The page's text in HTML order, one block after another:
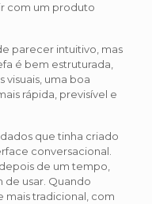
com um produto
parecer intuitivo, mas
é bem estruturada,
uma boa
rápida, previsível e
que tinha criado
conversacional.
de um tempo,
de usar. Quando
mais tradicional, com